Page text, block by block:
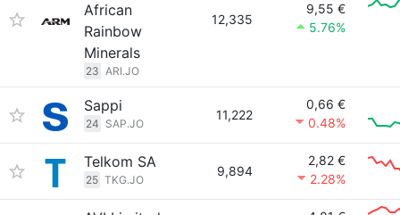
African
Rainbow
Minerals
23 ARI.JO
12,335
9,55 €
5.76%
Sappi
24 SAP.JO
11,222
0,66 €
0.48%
Telkom SA
25 TKG.JO
9,894
2,82 €
2.28%